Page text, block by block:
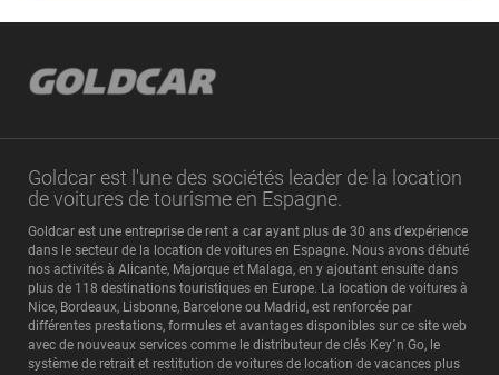
Goldcar est l'une des sociétés leader de la location
de voitures de tourisme en Espagne.
Goldcar est une entreprise de rent a car ayant plus de 30 ans d’expérience
dans le secteur de la location de voitures en Espagne. Nous avons débuté
nos activités à Alicante, Majorque et Malaga, en y ajoutant ensuite dans
plus de 118 destinations touristiques en Europe. La location de voitures à
Nice, Bordeaux, Lisbonne, Barcelone ou Madrid, est renforcée par
différentes prestations, formules et avantages disponibles sur ce site web
avec de nouveaux services comme le distributeur de clés Key´n Go, le
système de retrait et restitution de voitures de location de vacances plus